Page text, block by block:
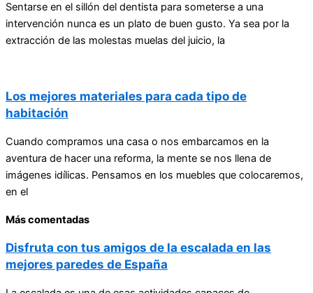
Sentarse en el sillón del dentista para someterse a una
intervención nunca es un plato de buen gusto. Ya sea por la
extracción de las molestas muelas del juicio, la
Los mejores materiales para cada tipo de
habitación
Cuando compramos una casa o nos embarcamos en la
aventura de hacer una reforma, la mente se nos llena de
imágenes idílicas. Pensamos en los muebles que colocaremos,
en el
Más comentadas
Disfruta con tus amigos de la escalada en las
mejores paredes de España